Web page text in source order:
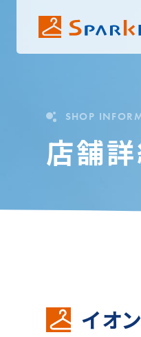
クリーニング
価格やオプシ
どをご紹介しま
コインランド
ページ
SHOP
店舗
イオ